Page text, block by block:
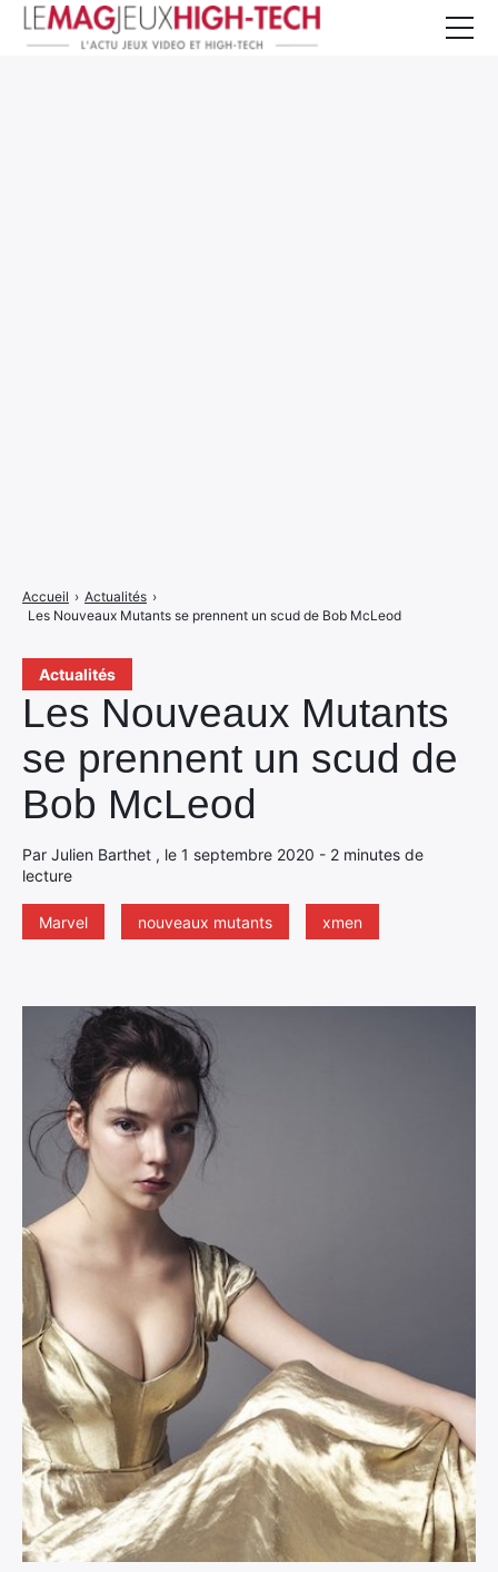
Actualités
Les Nouveaux Mutants
se prennent un scud de
Bob McLeod
Par Julien Barthet , le 1 septembre 2020 - 2 minutes de
lecture
Marvel nouveaux mutants xmen
Accueil › Actualités ›
Les Nouveaux Mutants se prennent un scud de Bob McLeod